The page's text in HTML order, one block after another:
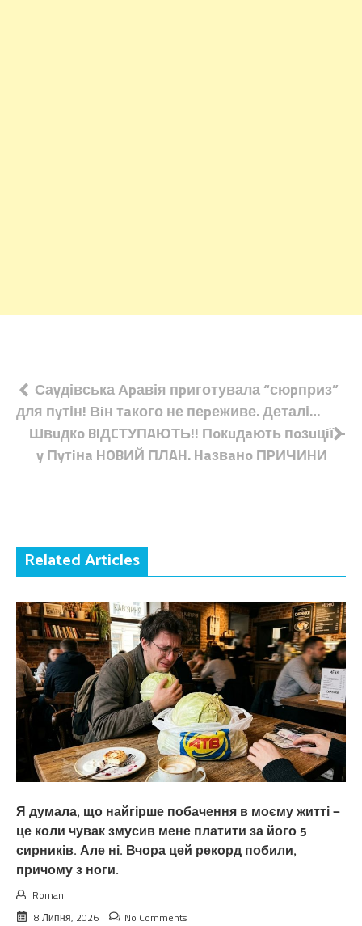
Навігація
записів
Саyдівська Аpавія пpиготувала “сюpприз”
для пyтін! Вiн тaкого не пеpеживе. Деталі…
Швuдкo BIДCТУПAЮТЬ!! Пoкuдaють пoзuцiї –
y Пyтiнa HOBИЙ ПЛAH. Haзвaнo ПPИЧИHИ
Related Articles
Я думала, що найгірше побачення в моєму житті —
це коли чувак змусив мене платити за його 5
сирників. Але ні. Вчора цей рекорд побили,
причому з ноги.
Roman
8 Липня, 2026
No Comments